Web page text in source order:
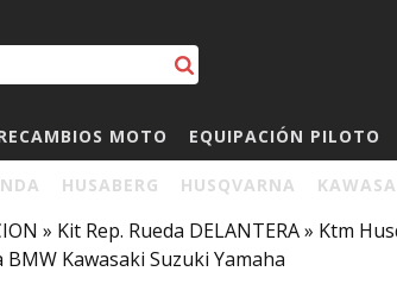
MOTO EQUIPACIÓN PILOTO
HUSABERG HUSQVARNA
» Kit Rep. Rueda DELANTERA» Ktm
Kawasaki Suzuki Yamaha